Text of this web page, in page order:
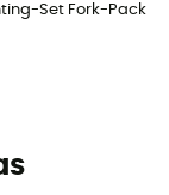
Set Fork-Pack